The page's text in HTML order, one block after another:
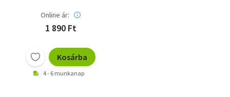
Online ár:
1 890 Ft
Kosárba
4 - 6 munkanap